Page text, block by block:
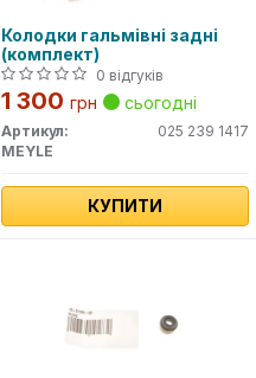
Колодки гальмівні задні
(комплект)
0 відгуків
1 300 грн сьогодні
Артикул:
025 239 1417
MEYLE
КУПИТИ